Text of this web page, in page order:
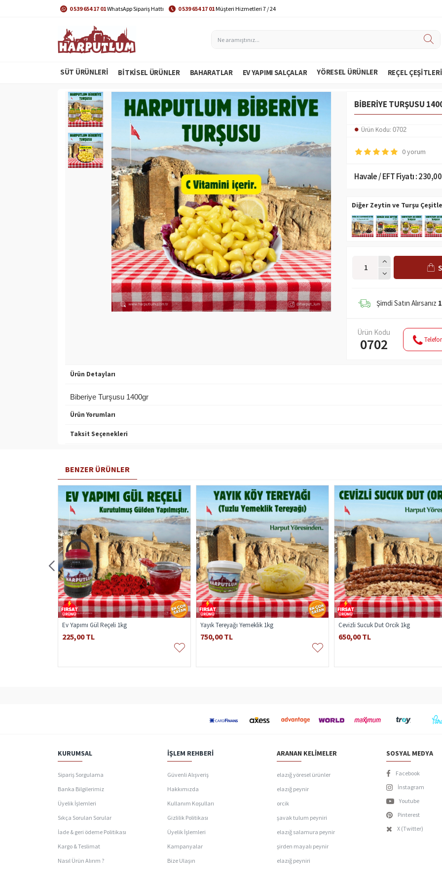
0 539 654 17 01WhatsApp Sipariş Hattı 0 539 654 17 01Müşteri Hizmetleri 7 / 24
SÜT ÜRÜNLERİ BITKISEL ÜRÜNLER BAHARATLAR EV YAPIMI SALÇALAR YÖRESEL ÜRÜNLER REÇEL ÇEŞITLERI
BIBERIYE TURŞUSU
Ürün Kodu: 0702
0 yorum
Havale / EFT Fiyatı :
Diğer Zeytin ve Turşu
Şimdi Satın Alırsanız
Ürün Kodu
0702
Ürün Detayları
Biberiye Turşusu 1400gr
Ürün Yorumları
Taksit Seçenekleri
BENZER ÜRÜNLER
Ev Yapımı Gül Reçeli 1kg
225,00 TL
Yayık Tereyağı Yemeklik 1kg
750,00 TL
Cevizli Sucuk Dut Orcik 1kg
650,00 TL
KURUMSAL
Sipariş Sorgulama
Banka Bilgilerimiz
Üyelik İşlemleri
Sıkça Sorulan Sorular
İade & geri ödeme Politikası
Kargo & Teslimat
Nasıl Ürün Alırım ?
İŞLEM REHBERI
Güvenli Alışveriş
Hakkımızda
Kullanım Koşulları
Gizlilik Politikası
Üyelik İşlemleri
Kampanyalar
Bize Ulaşın
ARANAN KELIMELER
elazığ yöresel ürünler
elazığ peynir
orcik
şavak tulum peyniri
elazığ salamura peynir
şirden mayalı peynir
elazığ peyniri
SOSYAL MEDYA
Facebook
İnstagram
Youtube
Pinterest
X (Twitter)